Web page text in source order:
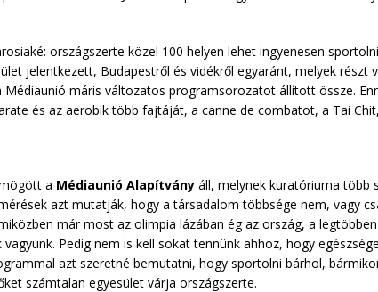
országszerte közel 100 helyen lehet ingyenesen
jelentkezett, Budapestről és vidékről egyaránt, melyek részt
máris változatos programsorozatot állított össze.
és az aerobik több fajtáját, a canne de combatot, a Tai
a Médiaunió Alapítvány áll, melynek kuratóriuma több
azt mutatják, hogy a társadalom többsége nem, vagy
már most az olimpia lázában ég az ország, a
Pedig nem is kell sokat tennünk ahhoz, hogy
azt szeretné bemutatni, hogy sportolni bárhol,
számtalan egyesület várja országszerte.